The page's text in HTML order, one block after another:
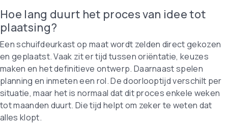
Hoe lang duurt het proces van idee tot
plaatsing?
Een schuifdeurkast op maat wordt zelden direct gekozen
en geplaatst. Vaak zit er tijd tussen oriëntatie, keuzes
maken en het definitieve ontwerp. Daarnaast spelen
planning en inmeten een rol. De doorlooptijd verschilt per
situatie, maar het is normaal dat dit proces enkele weken
tot maanden duurt. Die tijd helpt om zeker te weten dat
alles klopt.